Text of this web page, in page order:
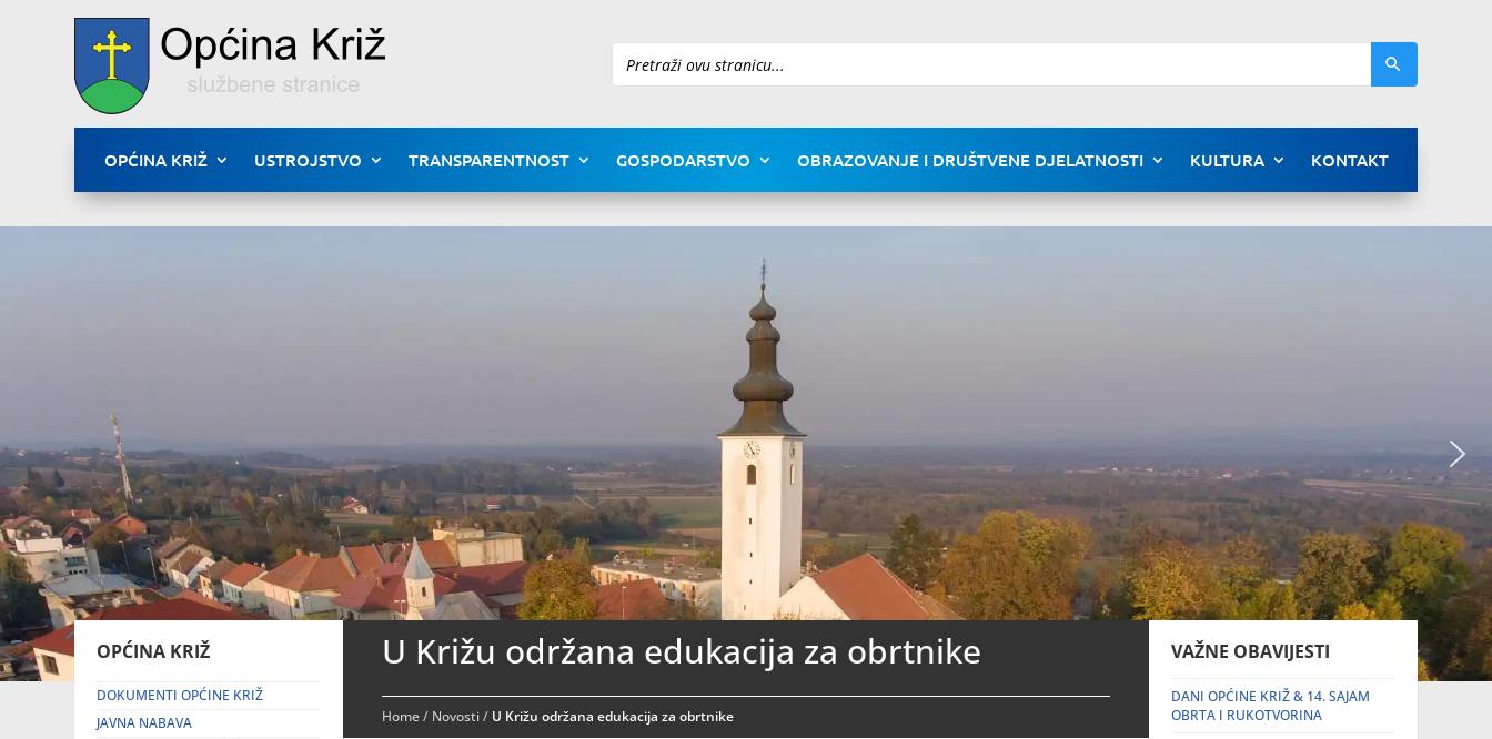
Pretraži
OPĆINA KRIŽ USTROJSTVO TRANSPARENTNOST GOSPODARSTVO OBRAZOVANJE I DRUŠTVENE DJELATNOSTI KULTURA KONTAKT
OPĆINA KRIŽ
DOKUMENTI OPĆINE KRIŽ
JAVNA NABAVA
U Križu održana edukacija za obrtnike
Home/ Novosti/ U Križu održana edukacija za obrtnike
VAŽNE OBAVIJESTI
DANI OPĆINE KRIŽ & 14. SAJAM
OBRTA I RUKOTVORINA